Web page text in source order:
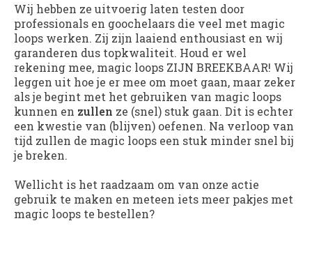
Wij hebben ze uitvoerig laten testen door
professionals en goochelaars die veel met magic
loops werken. Zij zijn laaiend enthousiast en wij
garanderen dus topkwaliteit. Houd er wel
rekening mee, magic loops ZIJN BREEKBAAR! Wij
leggen uit hoe je er mee om moet gaan, maar zeker
als je begint met het gebruiken van magic loops
kunnen en zullen ze (snel) stuk gaan. Dit is echter
een kwestie van (blijven) oefenen. Na verloop van
tijd zullen de magic loops een stuk minder snel bij
je breken.
Wellicht is het raadzaam om van onze actie
gebruik te maken en meteen iets meer pakjes met
magic loops te bestellen?